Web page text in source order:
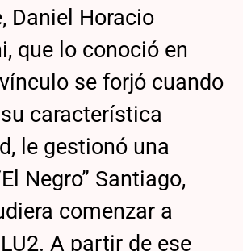
Daniel Horacio
que lo conoció en
se forjó cuando
característica
le gestionó una
Negro” Santiago,
comenzar a
A partir de ese